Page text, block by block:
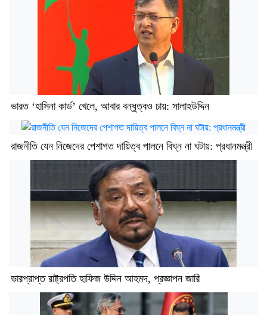
ভারত ‘হাসিনা কার্ড’ খেলে, আবার বন্ধুত্বও চায়: সালাহউদ্দিন
রাজনীতি যেন নিজেদের পেশাগত দায়িত্ব পালনে বিঘ্ন না ঘটায়: প্রধানমন্ত্রী
ভারপ্রাপ্ত রাষ্ট্রপতি হাফিজ উদ্দিন আহমদ, প্রজ্ঞাপন জারি